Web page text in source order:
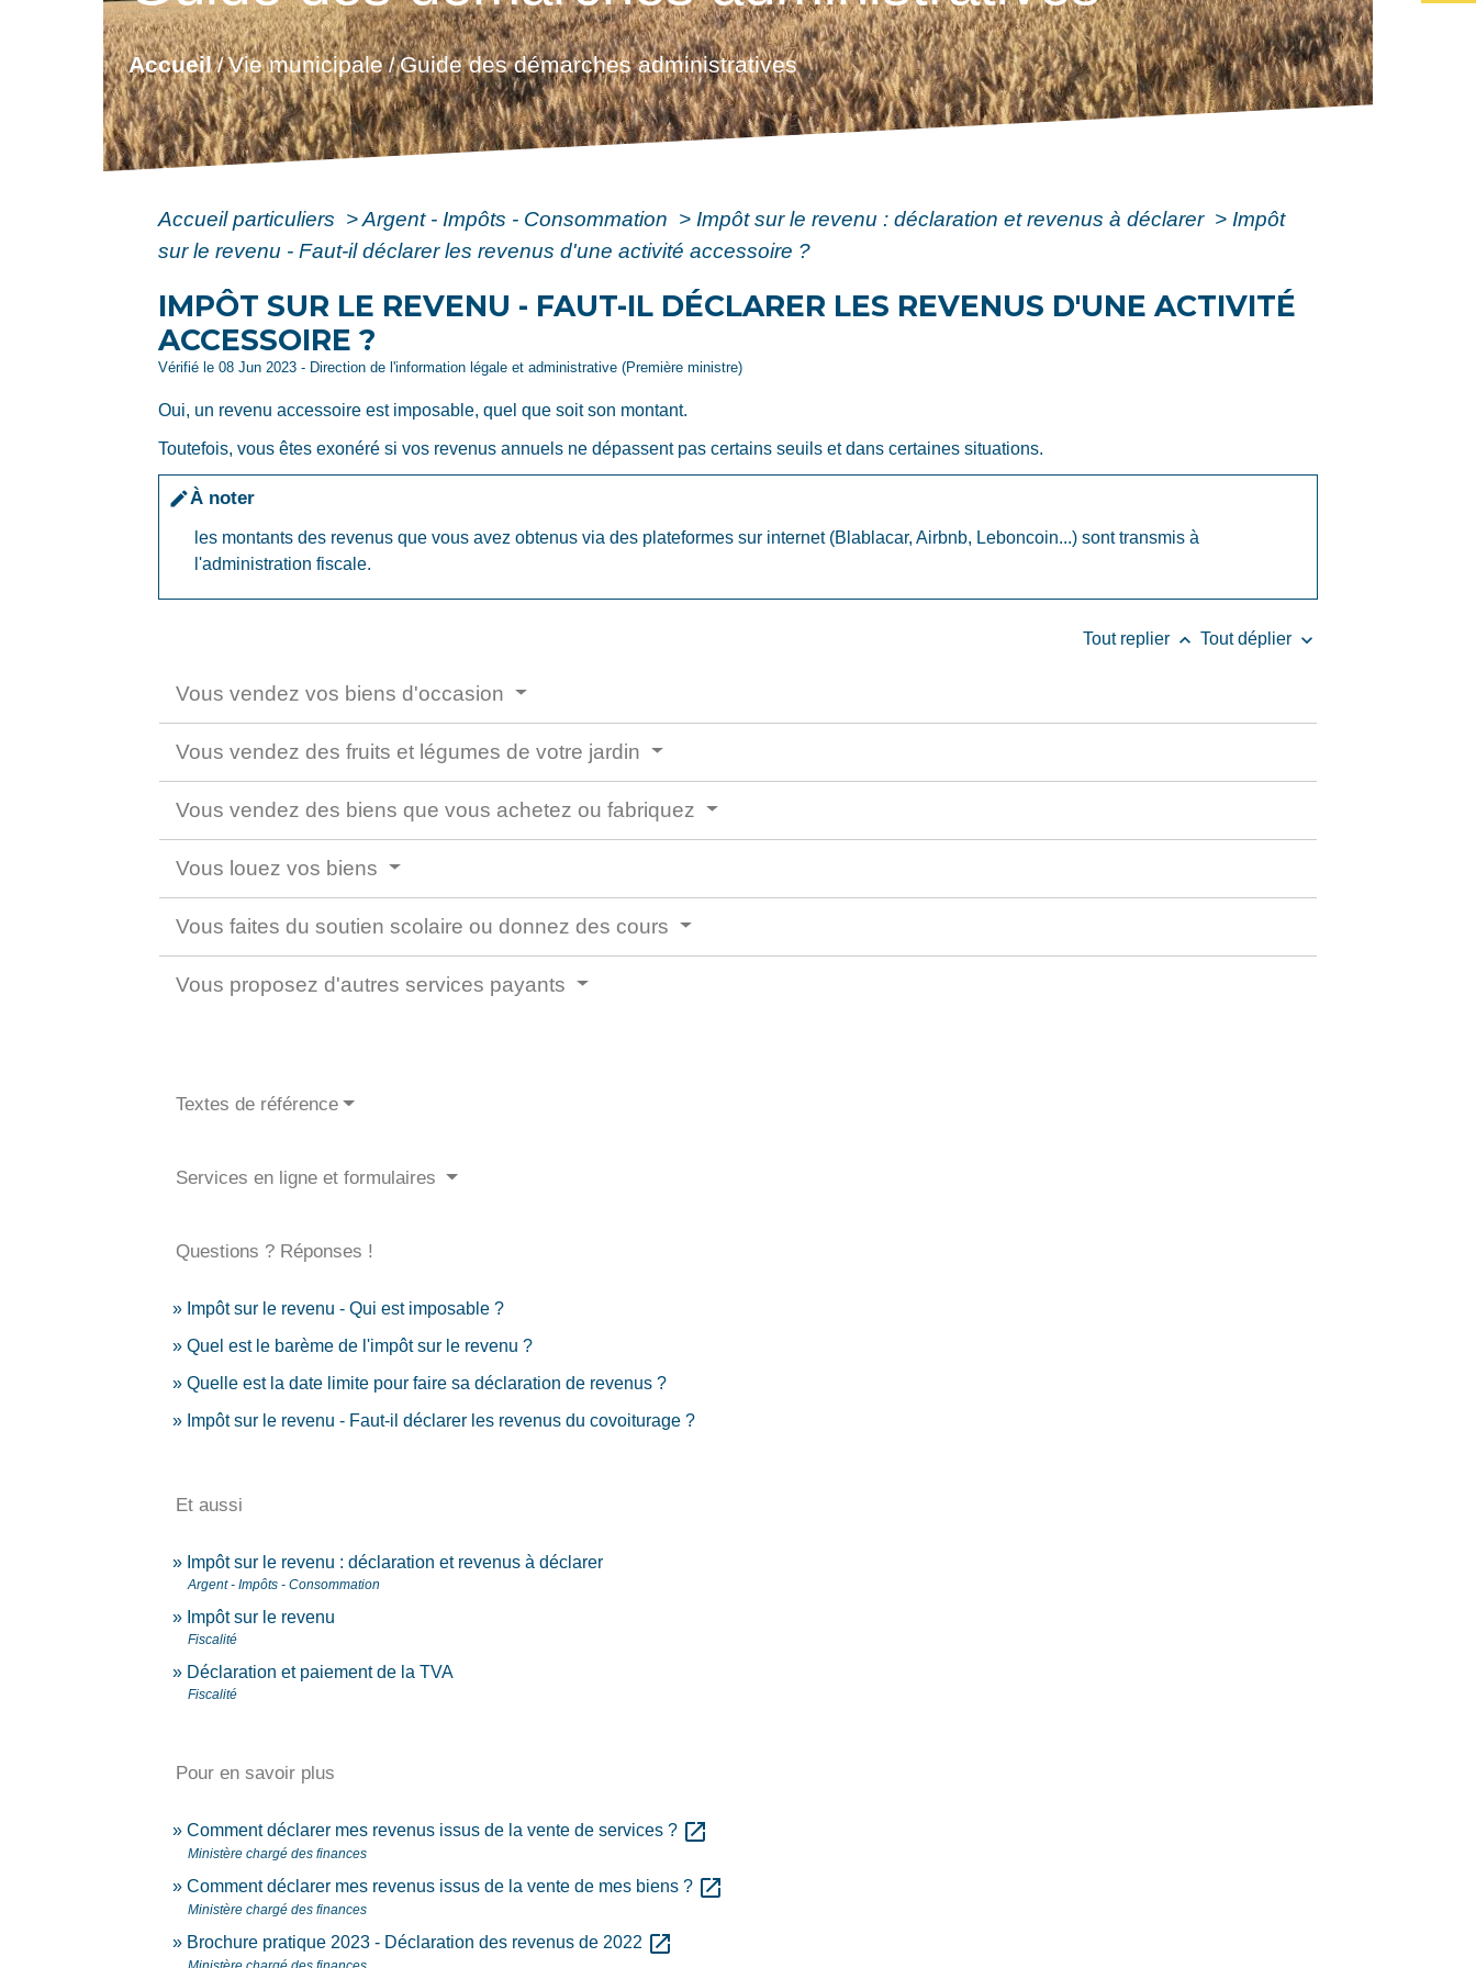
Accueil/Vie municipale/Guide des démarches administratives
Accueil particuliers >Argent - Impôts - Consommation > Impôt sur le revenu : déclaration et revenus à déclarer > Impôt
sur le revenu - Faut-il déclarer les revenus d'une activité accessoire ?
IMPÔT SUR LE REVENU - FAUT-IL DÉCLARER LES REVENUS D'UNE ACTIVITÉ
ACCESSOIRE ?
Vérifié le 08 Jun 2023 - Direction de l'information légale et administrative (Première ministre)
Oui, un revenu accessoire est imposable, quel que soit son montant.
Toutefois, vous êtes exonéré si vos revenus annuels ne dépassent pas certains seuils et dans certaines situations.
editÀ noter
les montants des revenus que vous avez obtenus via des plateformes sur internet (Blablacar, Airbnb, Leboncoin...) sont transmis à
l'administration fiscale.
Tout replier keyboard_arrow_up Tout déplier keyboard_arrow_down
Vous vendez vos biens d'occasion
Vous vendez des fruits et légumes de votre jardin
Vous vendez des biens que vous achetez ou fabriquez
Vous louez vos biens
Vous faites du soutien scolaire ou donnez des cours
Vous proposez d'autres services payants
Textes de référence
Services en ligne et formulaires
Questions ? Réponses !
Impôt sur le revenu - Qui est imposable ?
Quel est le barème de l'impôt sur le revenu ?
Quelle est la date limite pour faire sa déclaration de revenus ?
Impôt sur le revenu - Faut-il déclarer les revenus du covoiturage ?
Et aussi
Impôt sur le revenu : déclaration et revenus à déclarer
Argent - Impôts - Consommation
Impôt sur le revenu
Fiscalité
Déclaration et paiement de la TVA
Fiscalité
Pour en savoir plus
Comment déclarer mes revenus issus de la vente de services ? open_in_new
Ministère chargé des finances
Comment déclarer mes revenus issus de la vente de mes biens ? open_in_new
Ministère chargé des finances
Brochure pratique 2023 - Déclaration des revenus de 2022 open_in_new